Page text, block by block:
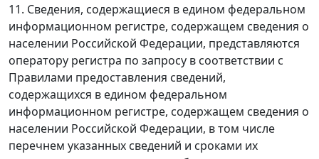
11. Сведения, содержащиеся в едином федеральном
информационном регистре, содержащем сведения о
населении Российской Федерации, представляются
оператору регистра по запросу в соответствии с
Правилами предоставления сведений,
содержащихся в едином федеральном
информационном регистре, содержащем сведения о
населении Российской Федерации, в том числе
перечнем указанных сведений и сроками их